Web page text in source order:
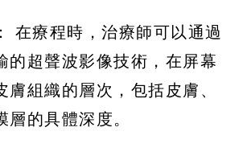
在療程時，治療師可以通過
的超聲波影像技術，在屏幕
組織的層次，包括皮膚、
的具體深度。